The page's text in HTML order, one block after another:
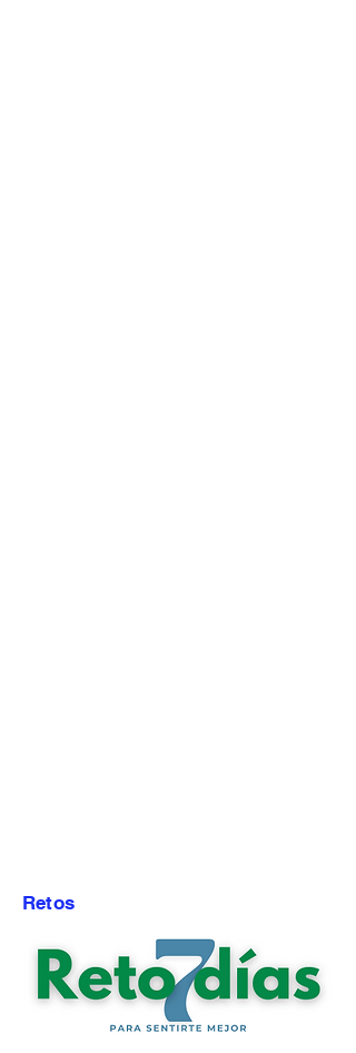
Retos